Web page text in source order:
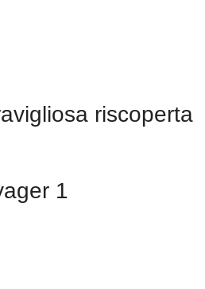
riscoperta
1